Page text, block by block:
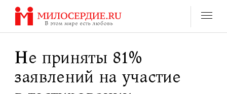
Перейти
содержанию
Не приняты 81%
заявлений на участие